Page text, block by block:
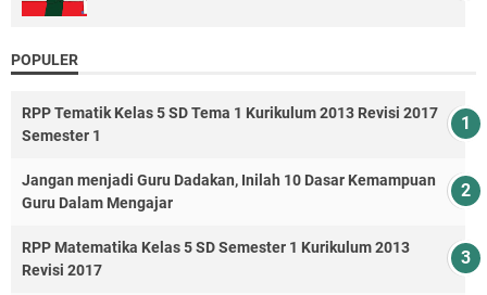
POPULER
RPP Tematik Kelas 5 SD Tema 1 Kurikulum 2013 Revisi 2017
Semester 1
Jangan menjadi Guru Dadakan, Inilah 10 Dasar Kemampuan
Guru Dalam Mengajar
RPP Matematika Kelas 5 SD Semester 1 Kurikulum 2013
Revisi 2017